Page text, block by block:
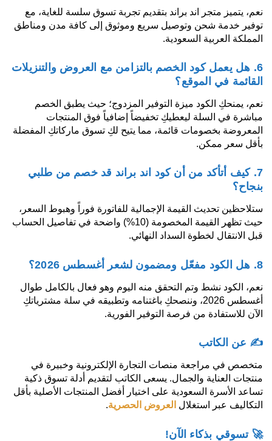
نعم، يتميز متجر اند براند بتقديم تجربة تسوق سلسة للغاية، مع
توفير خدمة شحن وتوصيل سريع وموثوق إلى كافة مدن ومناطق
المملكة العربية السعودية.
6. هل يعمل كود الخصم بالتزامن مع العروض والتنزيلات
القائمة في الموقع؟
نعم، يمنحكِ الكود ميزة التوفير المزدوج؛ حيث يطبق الخصم
مباشرة في السلة ليعطيكِ تخفيضاً إضافياً فوق المنتجات
المعروضة بخصومات قائمة، مما يتيح لكِ تسوق ماركاتكِ المفضلة
بأقل سعر ممكن.
7. كيف أتأكد من أن كود اند براند قد خصم من طلبي
بنجاح؟
ستلاحظين تحديث القيمة الإجمالية للفاتورة فوراً وهبوط السعر،
حيث تظهر القيمة المخصومة (10%) واضحة في تفاصيل الحساب
قبل الانتقال لخطوة السداد النهائي.
8. هل الكود مفعّل ومضمون لشعر أغسطس 2026؟
نعم، الكود نشط وتم التحقق منه اليوم وهو فعال بالكامل طوال
أغسطس 2026، وننصحكِ باغتنامه وتطبيقه في سلة مشترياتكِ
الآن للاستفادة من فرصة التوفير الفورية.
✍️ عن الكاتب
متخصص في مراجعة منصات التجارة الإلكترونية وخبيرة في
منتجات العناية والجمال. يسعى الكاتب لتقديم أدلة تسوق ذكية
تساعد الأسرة السعودية على اختيار أفضل المنتجات الأصلية بأقل
التكاليف عبر استغلال العروض الحصرية.
🚀 تسوقي بذكاء الآن!